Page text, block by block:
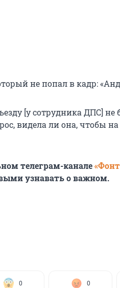
не попал в кадр:
[у сотрудника ДПС] не
видела ли она, чтобы
телеграм-канале
узнавать о важном.
0 0